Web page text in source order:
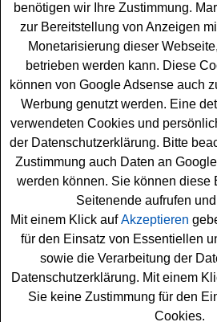
Barnhouse
Sugar Produktset
Ein kostenloses Barnhouse
Gewinner, die gern ein leckeres
möchten. Barnhouse verlost 50
Produktpakete - und mit etwas
solches Produktset gewinnen.
Barnhouse Gewinnspiel kostenlos
müssen Sie kurz das kleine
können sich damit Ihre
haben Sie ja Glück? Auf jeden
einmal fest die Daumen!
Barnhouse verlost 50x
benötigen wir Ihre Zustimmung.
zur Bereitstellung von Anzeigen
Monetarisierung dieser
betrieben werden kann. Diese
können von Google Adsense auch
Werbung genutzt werden. Eine
verwendeten Cookies und
der Datenschutzerklärung. Bitte
Zustimmung auch Daten an
werden können. Sie können diese
Seitenende aufrufen
Mit einem Klick aufAkzeptieren
für den Einsatz von Essentiellen
sowie die Verarbeitung der
Datenschutzerklärung. Mit einem
Sie keine Zustimmung für den
Cookies.